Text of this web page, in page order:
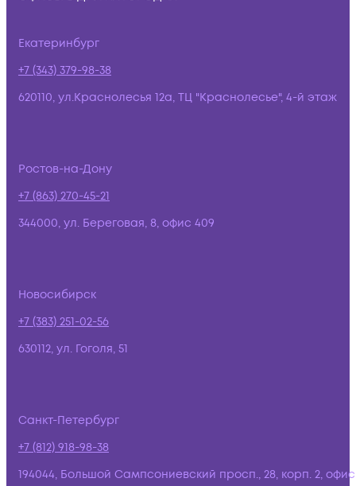
Екатеринбург
+7 (343) 379-98-38
620110, ул.Краснолесья 12а, ТЦ "Краснолесье", 4-й этаж
Ростов-на-Дону
+7 (863) 270-45-21
344000, ул. Береговая, 8, офис 409
Новосибирск
+7 (383) 251-02-56
630112, ул. Гоголя, 51
Санкт-Петербург
+7 (812) 918-98-38
194044, Большой Сампсониевский просп., 28, корп. 2,